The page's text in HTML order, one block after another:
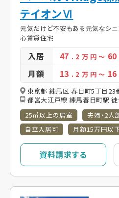
テイオンⅥ
元気だけど不安もある元気なシ
心賃貸住宅
入居 47 . 2 万 円～
月額 13 . 2 万 円～ 16
東京都 練馬区 春日町5丁目23
都営大江戸線 練馬春日町駅
25㎡以上の居室
夫婦・2人
自立入居可
月額15万円以
資料請求する